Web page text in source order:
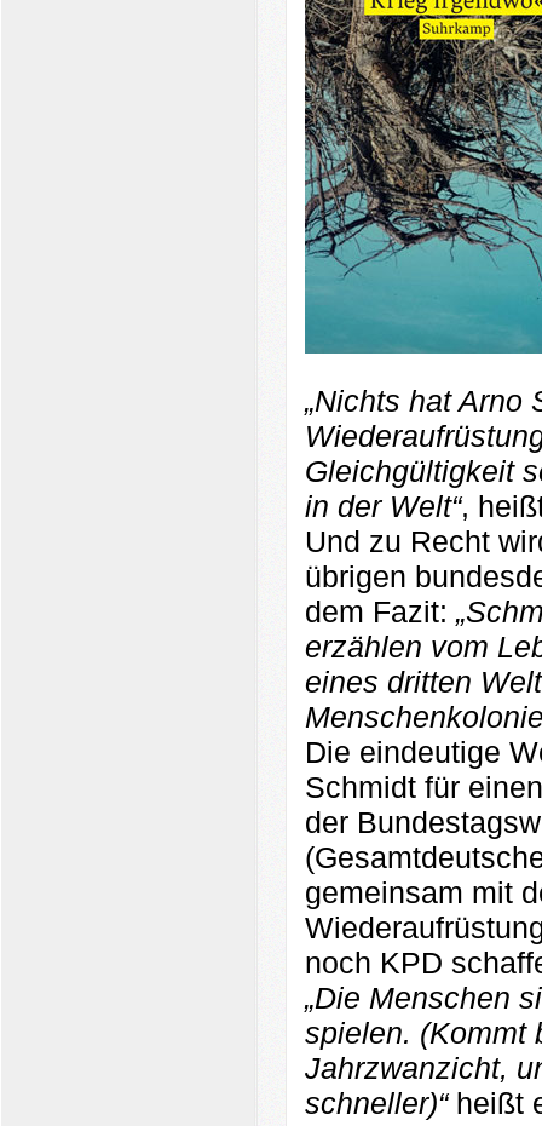
„Nichts hat Arno
Gleichgültigkeit
in der Welt“,
Und zu Recht
übrigen
dem Fazit:
erzählen vom
eines dritten
Die eindeutige
Schmidt für
der
gemeinsam mit
noch KPD
„Die Menschen
spielen. (Kommt
Jahrzwanzicht,
schneller)“heißt